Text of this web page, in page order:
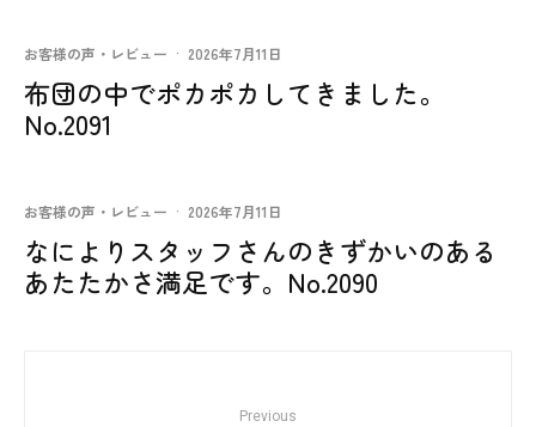
お客様の声・レビュー · 2026年7月11日
布団の中でポカポカしてきました。
No.2091
お客様の声・レビュー · 2026年7月11日
なによりスタッフさんのきずかいのある
あたたかさ満足です。No.2090
Previous